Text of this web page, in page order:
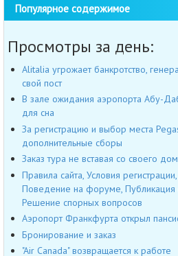
Популярное содержимое
Просмотры за день:
Alitalia угрожает банкротство,
свой пост
В зале ожидания аэропорта Абу-
для сна
За регистрацию и выбор места
дополнительные сборы
Заказ тура не вставая со своего
Правила сайта, Условия
Поведение на форуме, Публикация
Решение спорных вопросов
Аэропорт Франкфурта открыл
Бронирование и заказ
"Air Canada" возвращается к работе